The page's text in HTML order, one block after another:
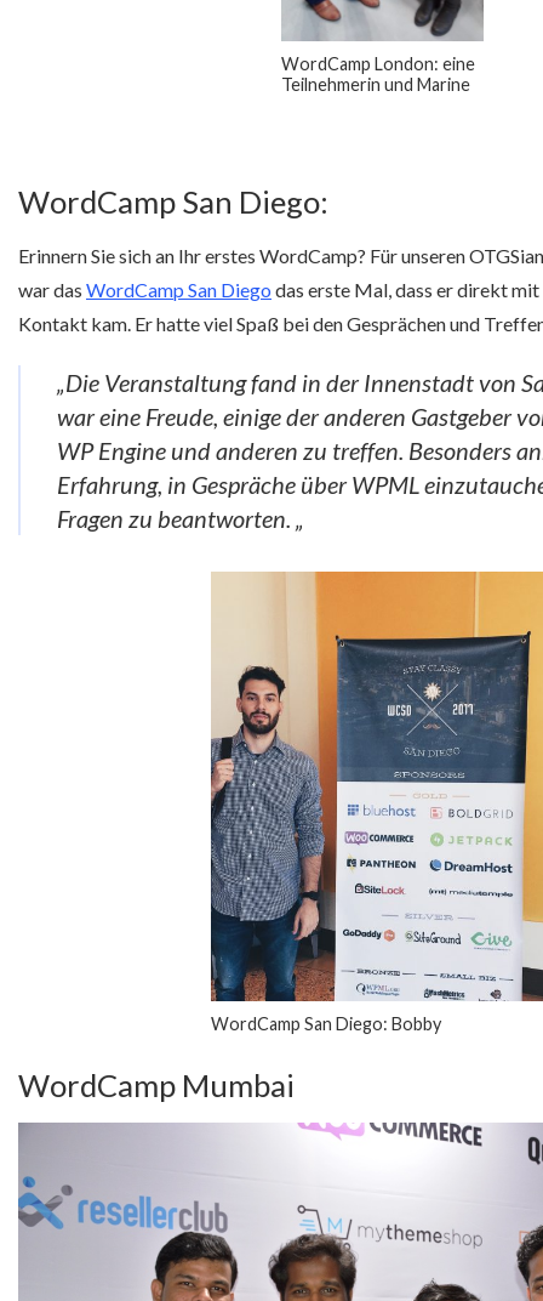
WordCamp London: eine
Teilnehmerin und Marine
WordCamp San Diego:
Erinnern Sie sich an Ihr erstes WordCamp? Für unseren
war das WordCamp San Diego das erste Mal, dass er direkt
Kontakt kam. Er hatte viel Spaß bei den Gesprächen und
„Die Veranstaltung fand in der Innenstadt von
war eine Freude, einige der anderen Gastgeber
WP Engine und anderen zu treffen. Besonders
Erfahrung, in Gespräche über WPML
Fragen zu beantworten. „
WordCamp San Diego: Bobby
WordCamp Mumbai